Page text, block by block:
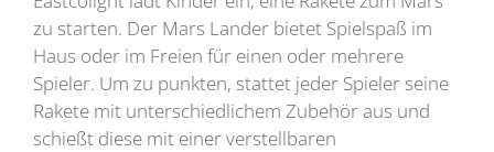
zu starten. Der Mars Lander bietet Spielspaß im
Haus oder im Freien für einen oder mehrere
Spieler. Um zu punkten, stattet jeder Spieler seine
Rakete mit unterschiedlichem Zubehör aus und
schießt diese mit einer verstellbaren